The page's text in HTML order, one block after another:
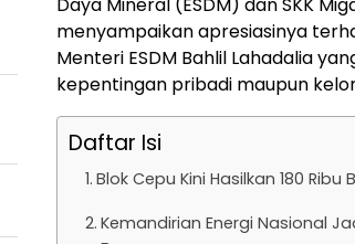
Daya Mineral (ESDM) dan SKK
menyampaikan apresiasinya
Menteri ESDM Bahlil Lahadalia
kepentingan pribadi maupun
Daftar Isi
Blok Cepu Kini Hasilkan 180 Ribu
Kemandirian Energi Nasional